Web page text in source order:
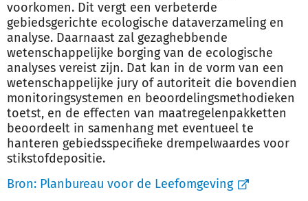
voorkomen. Dit vergt een verbeterde
gebiedsgerichte ecologische dataverzameling en
analyse. Daarnaast zal gezaghebbende
wetenschappelijke borging van de ecologische
analyses vereist zijn. Dat kan in de vorm van een
wetenschappelijke jury of autoriteit die bovendien
monitoringsystemen en beoordelingsmethodieken
toetst, en de effecten van maatregelenpakketten
beoordeelt in samenhang met eventueel te
hanteren gebiedsspecifieke drempelwaardes voor
stikstofdepositie.
Bron: Planbureau voor de Leefomgeving